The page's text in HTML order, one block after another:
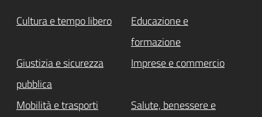
Cultura e tempo libero
Educazione e
formazione
Giustizia e sicurezza
pubblica
Imprese e commercio
Mobilità e trasporti
Salute, benessere e